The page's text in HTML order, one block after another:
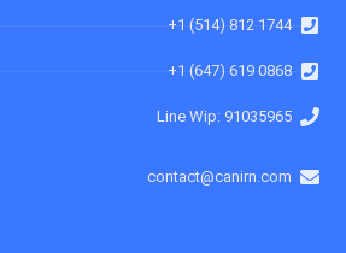
1744 812 (514) 1+
0868 619 (647) 1+
91035965 :Line Wip
contact@canirn.com